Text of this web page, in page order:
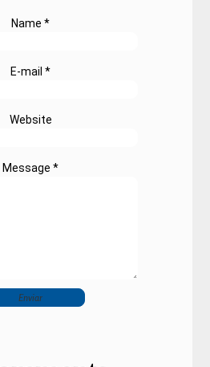
Name *
E-mail *
Website
Message *